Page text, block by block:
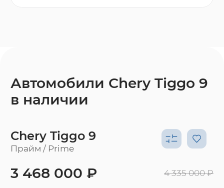
Автомобили Chery Tiggo 9
в наличии
Chery Tiggo 9
Прайм / Prime
3 468 000 ₽ 4 335 000 ₽